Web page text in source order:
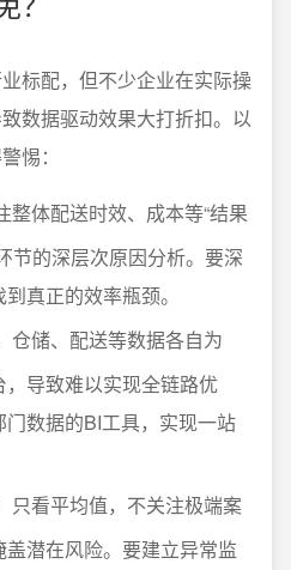
标配，但不少企业在实际操
数据驱动效果大打折扣。以
惕：
整体配送时效、成本等“结果
节的深层次原因分析。要深
真正的效率瓶颈。
仓储、配送等数据各自为
导致难以实现全链路优
数据的BI工具，实现一站
只看平均值，不关注极端案
潜在风险。要建立异常监